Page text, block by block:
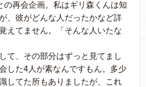
の再会企画。私はギリ森くんは知
、彼がどんな人だったかなど詳
えてません。「そんな人いたな
て、その部分はずっと見てまし
した4人が素なんですもん。多少
してた所もありましたが、これ